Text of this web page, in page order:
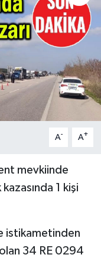
A- A+
mevkiinde
1 kişi
istikametinden
34 RE 0294